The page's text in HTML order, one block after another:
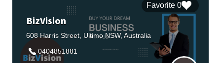
0 Favorite
BizVision
608 Harris Street, Ultimo NSW, Australia
0404851881